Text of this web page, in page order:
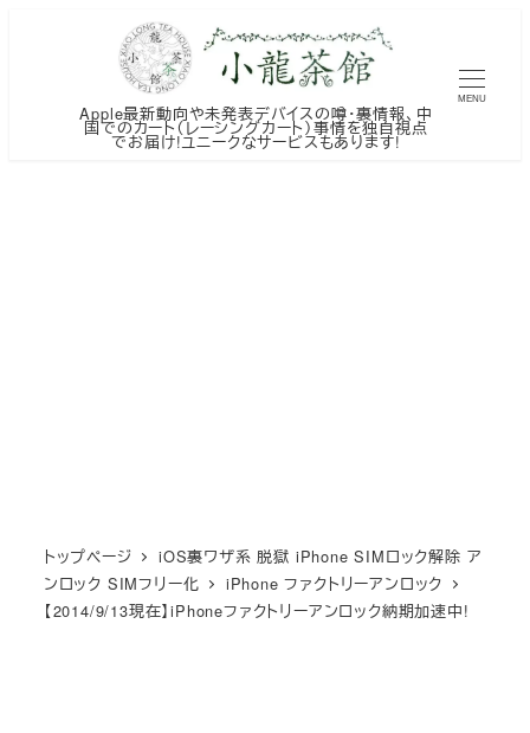
Apple最新動向や未発表デバイスの噂・裏情報、中
国でのカート（レーシングカート）事情を独自視点
でお届け!ユニークなサービスもあります!
MENU
トップページ
iOS裏ワザ系 脱獄 iPhone SIMロック解除 ア
ンロック SIMフリー化
iPhone ファクトリーアンロック
【2014/9/13現在】iPhoneファクトリーアンロック納期加速中!